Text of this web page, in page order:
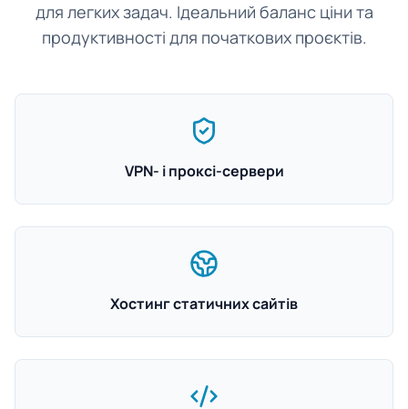
для легких задач. Ідеальний баланс ціни та
продуктивності для початкових проєктів.
VPN- і проксі-сервери
Хостинг статичних сайтів